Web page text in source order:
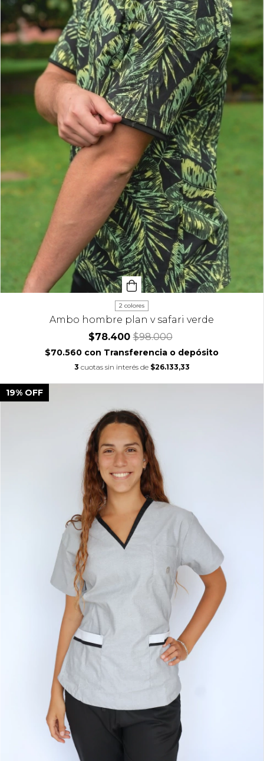
2 colores
Ambo hombre plan v safari verde
$78.400$98.000
$70.560 con Transferencia o depósito
3 cuotas sin interés de $26.133,33
19% OFF